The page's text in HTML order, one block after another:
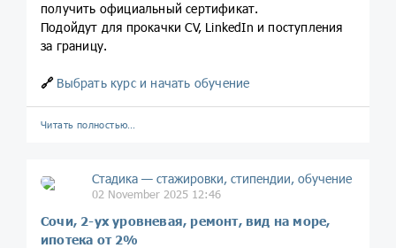
получить официальный сертификат.
Подойдут для прокачки CV, LinkedIn и поступления
за границу.
🔗 Выбрать курс и начать обучение
Читать полностью…
Стадика — стажировки, стипендии, обучение
02 November 2025 12:46
Сочи, 2-ух уровневая, ремонт, вид на море,
ипотека от 2%